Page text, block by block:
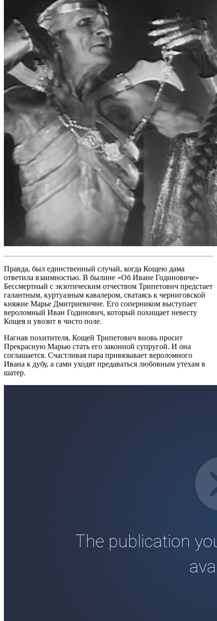
Правда, был единственный случай, когда Кощею дама
ответила взаимностью. В былине «Об Иване Годиновиче»
Бессмертный с экзотическим отчеством Трипетович предстает
галантным, куртуазным кавалером, сватаясь к черниговской
княжне Марье Дмитриевичне. Его соперником выступает
вероломный Иван Годинович, который похищает невесту
Кощея и увозит в чисто поле.
Нагнав похитителя, Кощей Трипетович вновь просит
Прекрасную Марью стать его законной супругой. И она
соглашается. Счастливая пара привязывает вероломного
Ивана к дубу, а сами уходят предаваться любовным утехам в
шатер.